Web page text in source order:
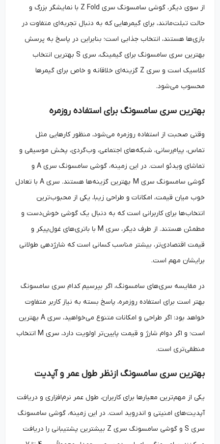
از سوی دیگر، گوشی سامسونگ سری Z Fold با نمایشگر بزرگ و
حالت تبلت‌مانند، برای گیمرهایی که به دنبال تجربه‌ای متفاوت در
بازی‌ها هستند، انتخاب جذابی است؛ بنابراین در پاسخ به پرسش
بهترین سری سامسونگ برای گیمینگ، سری S بهترین انتخاب
کلاسیک است و سری Z گزینه‌ای خلاقانه و خاص برای گیمرها
محسوب می‌شود.
بهترین سری سامسونگ برای استفاده روزمره
وقتی صحبت از استفاده روزمره می‌شود، منظور کارهایی مثل
تماس، پیام‌رسانی، شبکه‌های اجتماعی، وب‌گردی، پخش موسیقی و
تماشای ویدئو است. در این زمینه، گوشی سامسونگ سری A و
گوشی سامسونگ سری M بهترین گزینه‌ها هستند. سری A با تعادل
خوب میان قیمت، امکانات و طراحی زیبا، یکی از محبوب‌ترین
انتخاب‌ها برای کاربرانی است که به دنبال یک گوشی خوش‌دست و
مطمئن هستند. از طرف دیگر، سری M با باتری‌های غول‌پیکر و
قیمت اقتصادی‌تر، بیشتر مناسب کسانی است که شارژدهی طولانی
برایشان مهم است.
در مقایسه سری‌های سامسونگ، اگر بپرسیم کدام سری سامسونگ
بهتر است برای استفاده روزمره، پاسخ بسته به نیاز کاربر متفاوت
خواهد بود: اگر طراحی و امکانات متنوع می‌خواهید، سری A بهترین
است؛ و اگر دوام شارژ و قیمت پایین‌تر اولویت دارد، سری M انتخاب
منطقی‌تری است.
بهترین سری سامسونگ ازنظر طول عمر و آپدیت
یکی از مهم‌ترین معیارها برای کاربران، طول عمر نرم‌افزاری و دریافت
آپدیت‌های امنیتی و اندروید است. در این زمینه، گوشی سامسونگ
سری S و گوشی سامسونگ سری Z بیشترین پشتیبانی را دریافت